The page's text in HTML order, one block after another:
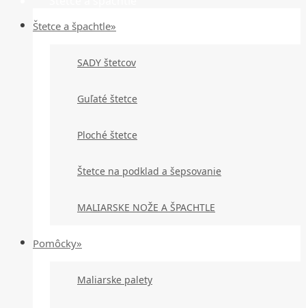
Štetce a špachtle»
SADY štetcov
Guľaté štetce
Ploché štetce
Štetce na podklad a šepsovanie
MALIARSKE NOŽE A ŠPACHTLE
Pomôcky»
Maliarske palety